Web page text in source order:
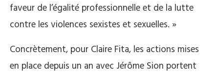
faveur de l’égalité professionnelle et de la lutte
contre les violences sexistes et sexuelles. »
Concrètement, pour Claire Fita, les actions mises
en place depuis un an avec Jérôme Sion portent